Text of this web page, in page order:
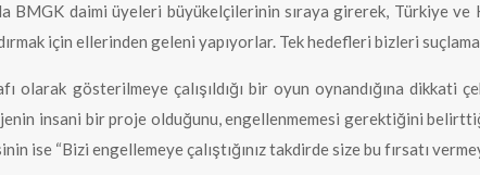
BMGK daimi üyeleri büyükelçilerinin sıraya girerek, Türkiye ve
için ellerinden geleni yapıyorlar. Tek hedefleri bizleri
olarak gösterilmeye çalışıldığı bir oyun oynandığına
insani bir proje olduğunu, engellenmemesi gerektiğini
ise “Bizi engellemeye çalıştığınız takdirde size bu fırsatı